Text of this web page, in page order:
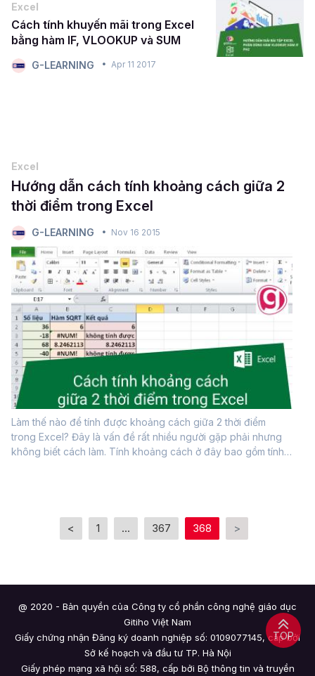
Excel
Cách tính khuyến mãi trong Excel
bằng hàm IF, VLOOKUP và SUM
G-LEARNING Apr 11 2017
Excel
Hướng dẫn cách tính khoảng cách giữa 2
thời điểm trong Excel
G-LEARNING Nov 16 2015
Làm thế nào để tính được khoảng cách giữa 2 thời điểm
trong Excel? Đây là vấn đề rất nhiều người gặp phải nhưng
không biết cách làm. Tính khoảng cách ở đây bao gồm tính
< 1 ... 367 368 >
TOP
@ 2020 - Bản quyền của Công ty cổ phần công nghệ giáo dục
Gitiho Việt Nam
Giấy chứng nhận Đăng ký doanh nghiệp số: 0109077145, cấp bởi
Sở kế hoạch và đầu tư TP. Hà Nội
Giấy phép mạng xã hội số: 588, cấp bởi Bộ thông tin và truyền